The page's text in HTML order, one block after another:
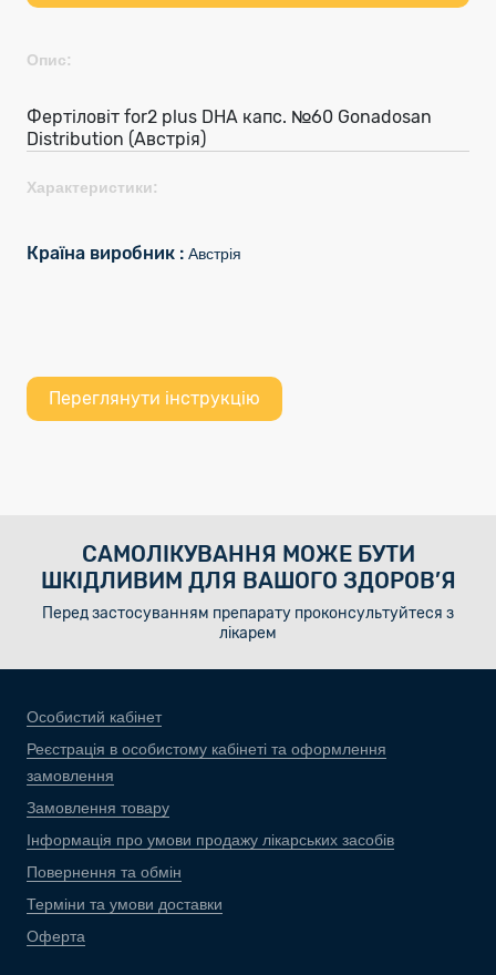
Опис:
Фертіловіт for2 plus DHA капс. №60 Gonadosan
Distribution (Австрія)
Характеристики:
Країна виробник : Австрія
Переглянути інструкцію
САМОЛІКУВАННЯ МОЖЕ БУТИ
ШКІДЛИВИМ ДЛЯ ВАШОГО ЗДОРОВ’Я
Перед застосуванням препарату проконсультуйтеся з
лікарем
Особистий кабінет
Реєстрація в особистому кабінеті та оформлення
замовлення
Замовлення товару
Інформація про умови продажу лікарських засобів
Повернення та обмін
Терміни та умови доставки
Оферта